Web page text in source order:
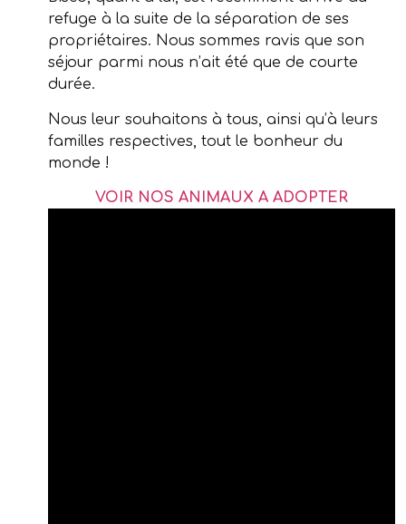
refuge à la suite de la séparation de ses
propriétaires. Nous sommes ravis que son
séjour parmi nous n’ait été que de courte
durée.
Nous leur souhaitons à tous, ainsi qu’à leurs
familles respectives, tout le bonheur du
monde !
VOIR NOS ANIMAUX A ADOPTER